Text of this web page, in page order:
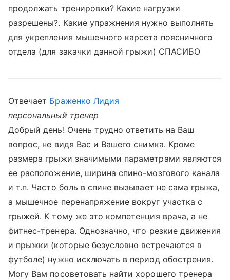
продолжать тренировки? Какие нагрузки
разрешены?. Какие упражнения нужно выполнять
для укрепления мышечного карсета поясничного
отдела (для закачки данной грыжи) СПАСИБО
Отвечает Браженко Лидия
персональный тренер
Добрый день! Очень трудно ответить на Ваш
вопрос, не видя Вас и Вашего снимка. Кроме
размера грыжи значимыми параметрами являются
ее расположение, ширина спино-мозгового канала
и т.п. Часто боль в спине вызывает не сама грыжа,
а мышечное перенапряжение вокруг участка с
грыжей. К тому же это компетенция врача, а не
фитнес-тренера. Однозначно, что резкие движения
и прыжки (которые безусловно встречаются в
футболе) нужно исключать в период обострения.
Могу Вам посоветовать найти хорошего тренера